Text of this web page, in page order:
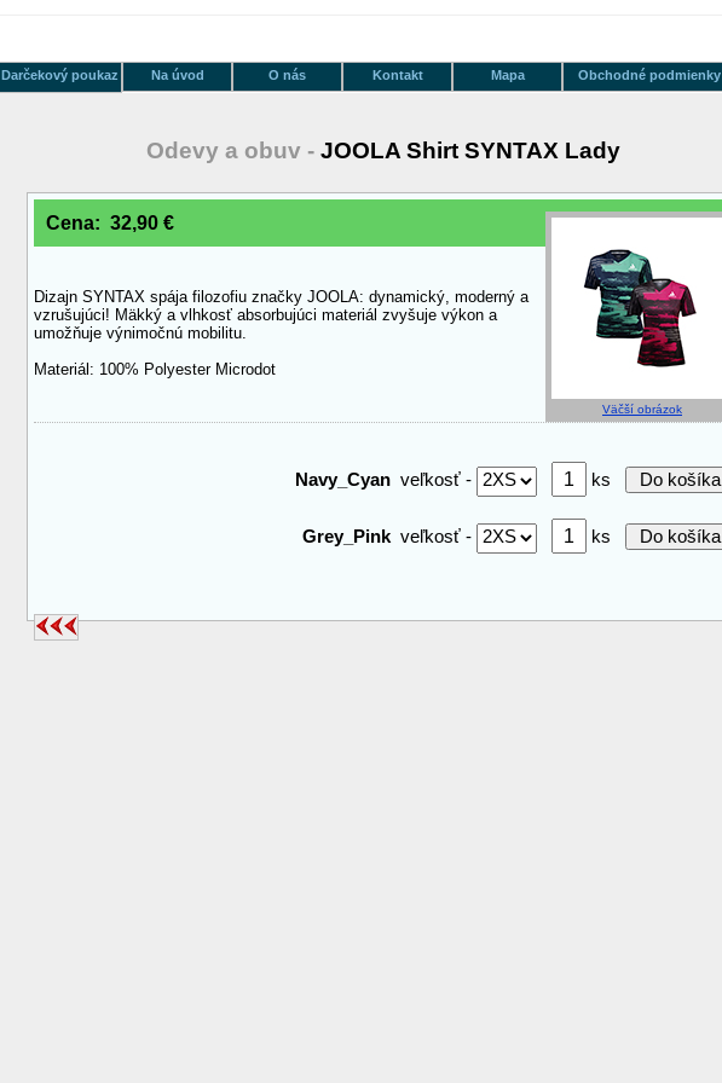
Obchodné podmienky
Mapa
Kontakt
O nás
Na úvod
Darčekový poukaz
Odevy a obuv - JOOLA Shirt SYNTAX Lady
Väčší obrázok
Cena: 32,90 €
Dizajn SYNTAX spája filozofiu značky JOOLA: dynamický, moderný a
vzrušujúci! Mäkký a vlhkosť absorbujúci materiál zvyšuje výkon a
umožňuje výnimočnú mobilitu.
Materiál: 100% Polyester Microdot
Navy_Cyan veľkosť - ks
Grey_Pink veľkosť - ks